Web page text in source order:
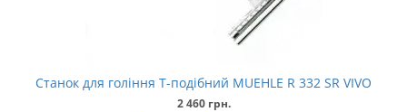
Станок для гоління Т-подібний MUEHLE R 332 SR VIVO
2 460 грн.